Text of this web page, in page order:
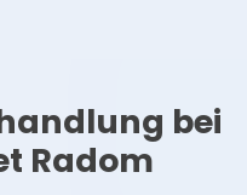
bei
Radom